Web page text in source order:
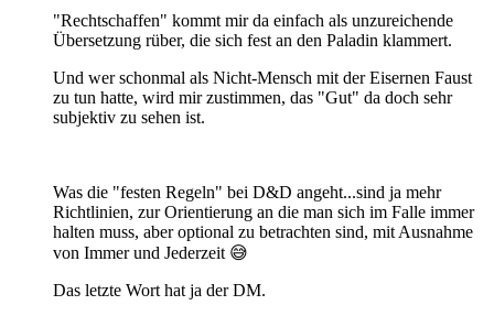
"Rechtschaffen" kommt mir da einfach als unzureichende
Übersetzung rüber, die sich fest an den Paladin klammert.
Und wer schonmal als Nicht-Mensch mit der Eisernen Faust
zu tun hatte, wird mir zustimmen, das "Gut" da doch sehr
subjektiv zu sehen ist.
Was die "festen Regeln" bei D&D angeht...sind ja mehr
Richtlinien, zur Orientierung an die man sich im Falle immer
halten muss, aber optional zu betrachten sind, mit Ausnahme
von Immer und Jederzeit 😅
Das letzte Wort hat ja der DM.